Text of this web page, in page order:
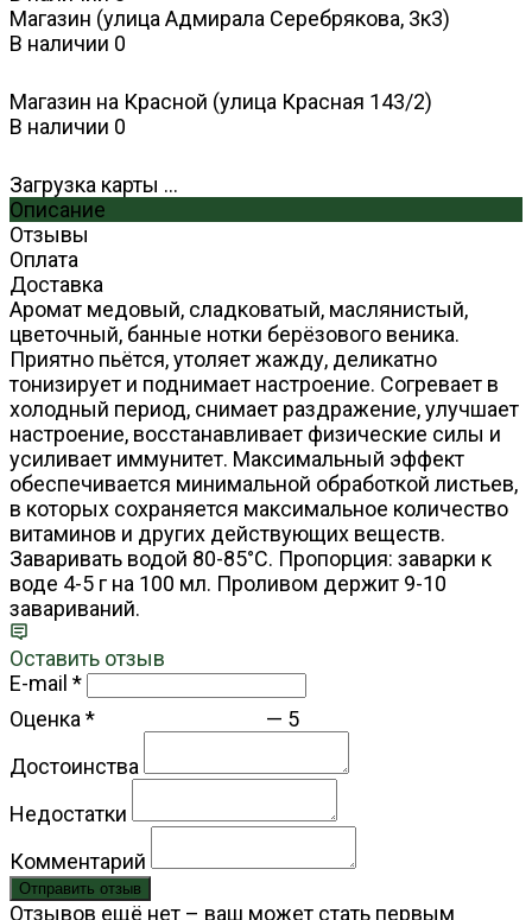
Магазин (улица Адмирала Серебрякова, 3к3)
В наличии 0
Магазин на Красной (улица Красная 143/2)
В наличии 0
Загрузка карты ...
Описание
Отзывы
Оплата
Доставка
Аромат медовый, сладковатый, маслянистый,
цветочный, банные нотки берёзового веника.
Приятно пьётся, утоляет жажду, деликатно
тонизирует и поднимает настроение. Согревает в
холодный период, снимает раздражение, улучшает
настроение, восстанавливает физические силы и
усиливает иммунитет. Максимальный эффект
обеспечивается минимальной обработкой листьев,
в которых сохраняется максимальное количество
витаминов и других действующих веществ.
Заваривать водой 80-85°С. Пропорция: заварки к
воде 4-5 г на 100 мл. Проливом держит 9-10
завариваний.
Оставить отзыв
E-mail *
Оценка* — 5
Достоинства
Недостатки
Комментарий
Отправить отзыв
Отзывов ещё нет – ваш может стать первым